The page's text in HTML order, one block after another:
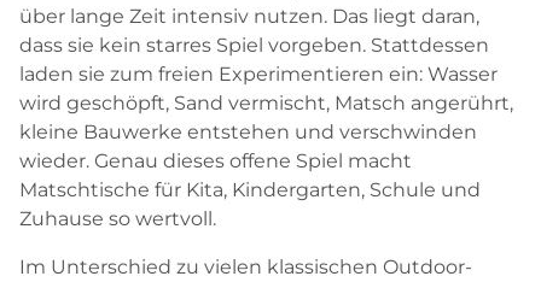
über lange Zeit intensiv nutzen. Das liegt daran,
dass sie kein starres Spiel vorgeben. Stattdessen
laden sie zum freien Experimentieren ein: Wasser
wird geschöpft, Sand vermischt, Matsch angerührt,
kleine Bauwerke entstehen und verschwinden
wieder. Genau dieses offene Spiel macht
Matschtische für Kita, Kindergarten, Schule und
Zuhause so wertvoll.
Im Unterschied zu vielen klassischen Outdoor-